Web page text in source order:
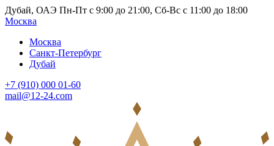
Дубай, ОАЭ Пн-Пт с 9:00 до 21:00, Сб-Вс с 11:00 до 18:00
Москва
Москва
Санкт-Петербург
Дубай
+7 (910) 000 01-60
mail@12-24.com